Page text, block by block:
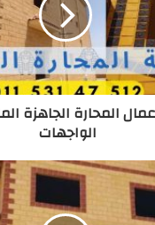
ي
ب
المحارة الجاهزة
الواجهات